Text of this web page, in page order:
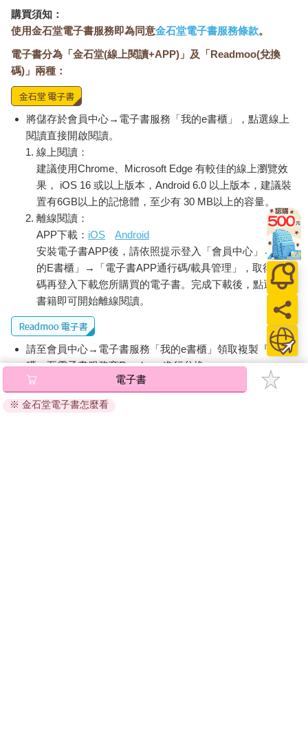
購買須知：
使用金石堂電子書服務即為同意金石堂電子書服務條款。
電子書分為「金石堂(線上閱讀+APP)」及「Readmoo(兌換
碼)」兩種：
將儲存於會員中心→電子書服務「我的e書櫃」，點選線上
閱讀直接開啟閱讀。
線上閱讀：
建議使用Chrome、Microsoft Edge 有較佳的線上瀏覽效
果， iOS 16 或以上版本，Android 6.0 以上版本，建議裝
置有6GB以上的記憶體，至少有 30 MB以上的容量。
離線閱讀：
APP下載： iOS
Android
安裝電子書APP後，請依照提示登入「會員中心」→「我
的E書櫃」→「電子書APP通行碼/載具管理」，取得通行
碼再登入下載您所購買的電子書。完成下載後，點選任一
書籍即可開始離線閱讀。
請至會員中心→電子書服務「我的e書櫃」領取複製『兌換
碼』至電子書服務商Readmoo進行兌換。
退換貨須知：
因版權保護，您在金石堂所購買的電子書僅能以金石堂專屬
電子書
※ 金石堂電子書怎麼看